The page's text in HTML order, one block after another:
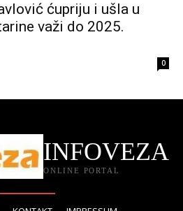
ćupriju i ušla u
važi do 2025.
0
INFOVEZA
ONLINE PORTAL